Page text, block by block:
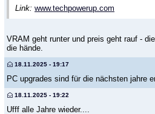
Link: www.techpowerup.com
VRAM geht runter und preis geht rauf -
die hände.
18.11.2025 - 19:17
PC upgrades sind für die nächsten jahre
18.11.2025 - 19:22
Ufff alle Jahre wieder....